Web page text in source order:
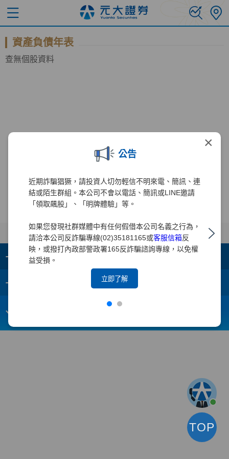
×
公告
近期詐騙猖獗，請投資人切勿輕信不明來電、簡訊、連
結或陌生群組。本公司不會以電話、簡訊或LINE邀請
「領取飆股」、「明牌體驗」等。
如果您發現社群媒體中有任何假借本公司名義之行為，
請洽本公司反詐騙專線(02)35181165或客服信箱反
映，或撥打內政部警政署165反詐騙諮詢專線，以免權
益受損。
立即了解
資產負債年表
查無個股資料
+ 集團成員
+
webmaster@yuanta.com
TOP